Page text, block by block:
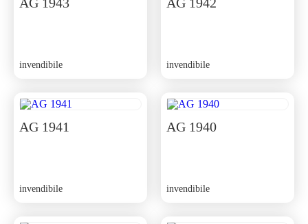
invendibile invendibile
AG 1941
invendibile
AG 1940
invendibile